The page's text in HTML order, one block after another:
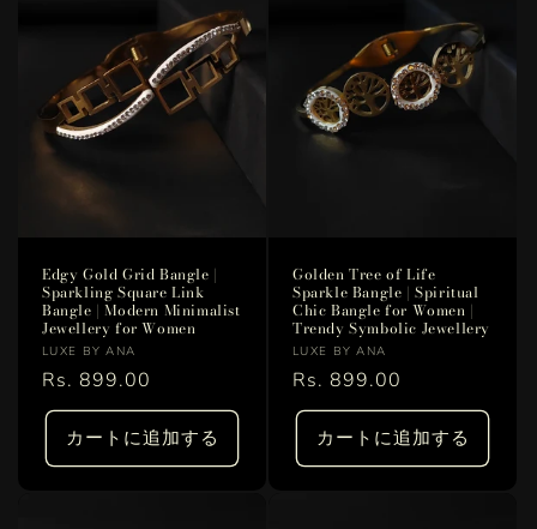
Edgy Gold Grid Bangle |
Sparkling Square Link
Bangle | Modern Minimalist
Jewellery for Women
販
売
元:
LUXE BY ANA
通
常
格
Rs. 899.00
カートに追加する
Golden Tree of Life
Sparkle Bangle | Spiritual
Chic Bangle for Women |
Trendy Symbolic Jewellery
販
売
元:
LUXE BY ANA
通
常
格
Rs. 899.00
カートに追加する